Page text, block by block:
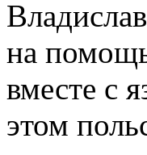
на
вместе с
этом